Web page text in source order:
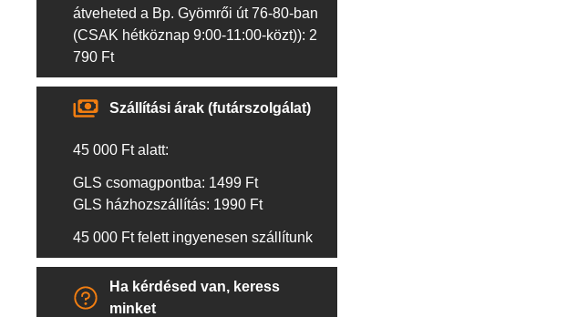
átveheted a Bp. Gyömrői út 76-80-ban
(CSAK hétköznap 9:00-11:00-közt)): 2
790 Ft
Szállítási árak (futárszolgálat)
45 000 Ft alatt:
GLS csomagpontba: 1499 Ft
GLS házhozszállítás: 1990 Ft
45 000 Ft felett ingyenesen szállítunk
Ha kérdésed van, keress
minket